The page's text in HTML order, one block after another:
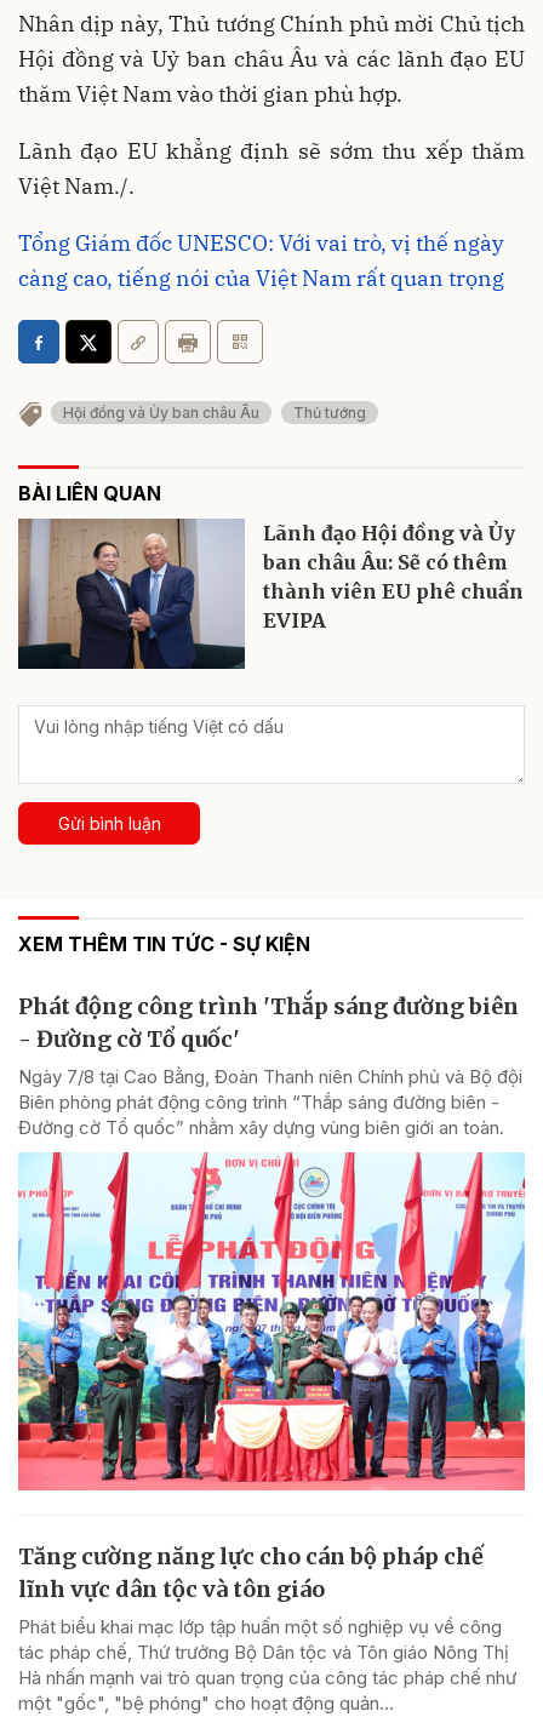
Nhân dịp này, Thủ tướng Chính phủ mời Chủ tịch
Hội đồng và Uỷ ban châu Âu và các lãnh đạo EU
thăm Việt Nam vào thời gian phù hợp.
Lãnh đạo EU khẳng định sẽ sớm thu xếp thăm
Việt Nam./.
Tổng Giám đốc UNESCO: Với vai trò, vị thế ngày
càng cao, tiếng nói của Việt Nam rất quan trọng
Hội đồng và Ủy ban châu Âu Thủ tướng
BÀI LIÊN QUAN
Lãnh đạo Hội đồng và Ủy
ban châu Âu: Sẽ có thêm
thành viên EU phê chuẩn
EVIPA
Gửi bình luận
XEM THÊM TIN TỨC - SỰ KIỆN
Phát động công trình 'Thắp sáng đường biên
- Đường cờ Tổ quốc'
Ngày 7/8 tại Cao Bằng, Đoàn Thanh niên Chính phủ và Bộ đội
Biên phòng phát động công trình “Thắp sáng đường biên -
Đường cờ Tổ quốc” nhằm xây dựng vùng biên giới an toàn.
Tăng cường năng lực cho cán bộ pháp chế
lĩnh vực dân tộc và tôn giáo
Phát biểu khai mạc lớp tập huấn một số nghiệp vụ về công
tác pháp chế, Thứ trưởng Bộ Dân tộc và Tôn giáo Nông Thị
Hà nhấn mạnh vai trò quan trọng của công tác pháp chế như
một "gốc", "bệ phóng" cho hoạt động quản...